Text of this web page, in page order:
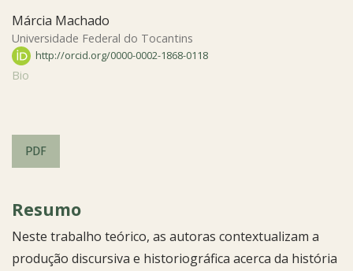
Márcia Machado
Universidade Federal do Tocantins
http://orcid.org/0000-0002-1868-0118
Bio
PDF
Resumo
Neste trabalho teórico, as autoras contextualizam a
produção discursiva e historiográfica acerca da história